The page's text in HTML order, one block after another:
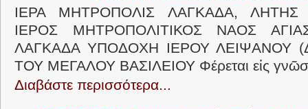
ΙΕΡΑ ΜΗΤΡΟΠΟΛΙΣ ΛΑΓΚΑΔΑ, ΛΗΤΗΣ
ΙΕΡΟΣ ΜΗΤΡΟΠΟΛΙΤΙΚΟΣ ΝΑΟΣ
ΛΑΓΚΑΔΑ ΥΠΟΔΟΧΗ ΙΕΡΟΥ ΛΕΙΨΑΝΟΥ
ΤΟΥ ΜΕΓΑΛΟΥ ΒΑΣΙΛΕΙΟΥ Φέρεται εἰς
Διαβάστε περισσότερα...